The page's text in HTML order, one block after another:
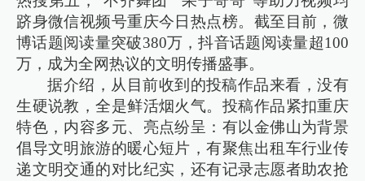
跻身微信视频号重庆今日热点榜。截至目前，微
博话题阅读量突破380万，抖音话题阅读量超100
万，成为全网热议的文明传播盛事。
据介绍，从目前收到的投稿作品来看，没有
生硬说教，全是鲜活烟火气。投稿作品紧扣重庆
特色，内容多元、亮点纷呈：有以金佛山为背景
倡导文明旅游的暖心短片，有聚焦出租车行业传
递文明交通的对比纪实，还有记录志愿者助农抢